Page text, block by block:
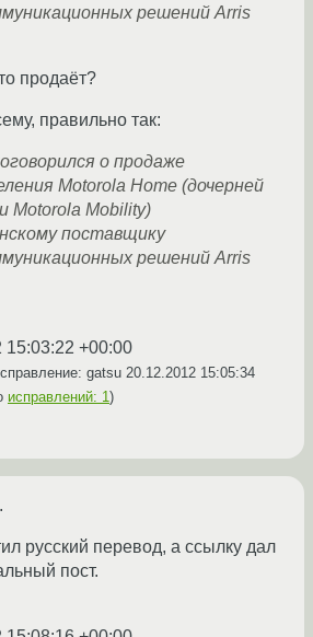
решений Arris
продаёт?
правильно так:
о продаже
Motorola Home (дочерней
Motorola Mobility)
поставщику
решений Arris
15:03:22 +00:00
gatsu 20.12.2012 15:05:34
исправлений: 1)
русский перевод, а ссылку дал
пост.